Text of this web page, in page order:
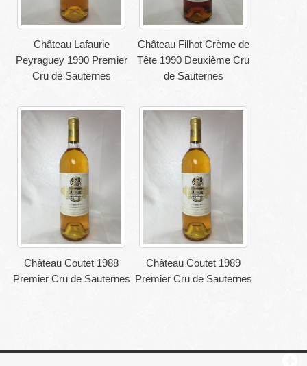
Château Lafaurie
Peyraguey 1990 Premier
Cru de Sauternes
Château Filhot Crème de
Tête 1990 Deuxième Cru
de Sauternes
Château Coutet 1988
Premier Cru de Sauternes
Château Coutet 1989
Premier Cru de Sauternes